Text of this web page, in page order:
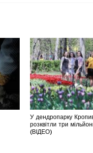
У дендропарку
розквітли три
(ВІДЕО)